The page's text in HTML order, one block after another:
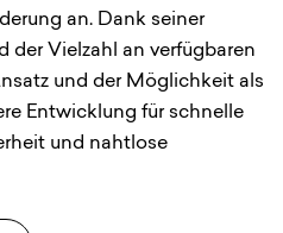
an. Dank seiner
der Vielzahl an verfügbaren
und der Möglichkeit als
Entwicklung für schnelle
und nahtlose